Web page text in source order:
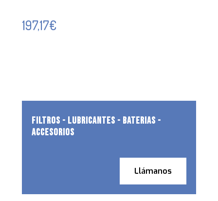
197,17€
FILTROS - LUBRICANTES - BATERIAS -
ACCESORIOS
Llámanos